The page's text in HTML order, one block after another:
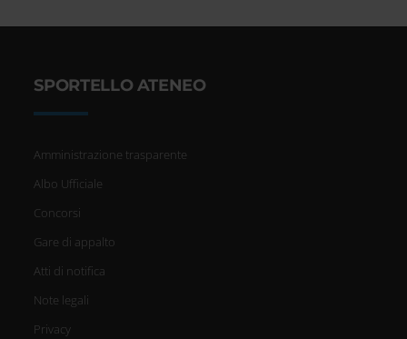
SPORTELLO ATENEO
Amministrazione trasparente
Albo Ufficiale
Concorsi
Gare di appalto
Atti di notifica
Note legali
Privacy